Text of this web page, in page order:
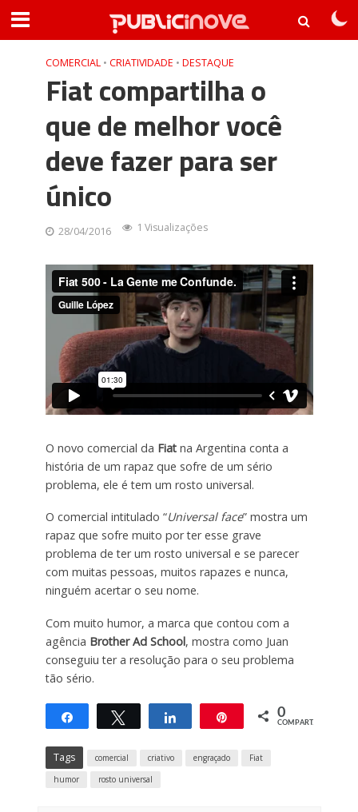
COMERCIAL • CRIATIVIDADE • DESTAQUE
Fiat compartilha o
que de melhor você
deve fazer para ser
único
28/04/2016 1 Visualizações
O novo comercial da Fiatna Argentina conta a
história de um rapaz que sofre de um sério
problema, ele é tem um rosto universal.
O comercial intitulado “Universal face” mostra um
rapaz que sofre muito por ter esse grave
problema de ter um rosto universal e se parecer
com muitas pessoas, muitos rapazes e nunca,
ninguém acertar o seu nome.
Com muito humor, a marca que contou com a
agência Brother Ad School, mostra como Juan
conseguiu ter a resolução para o seu problema
tão sério.
CompartilharTwittar Compartilhar 0
COMPART.
Tags comercial criativo engraçado
Fiat
humor
rosto universal